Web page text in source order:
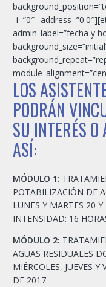
_i=”0″
admin_label=”fecha y
LOS
PODRÁN
SU INTERÉS O
ASÍ:
MÓDULO 1:
POTABILIZACIÓN DE
LUNES Y MARTES 20
INTENSIDAD: 16
MÓDULO 2:
AGUAS RESIDUALES
MIÉRCOLES, JUEVES
DE 2017